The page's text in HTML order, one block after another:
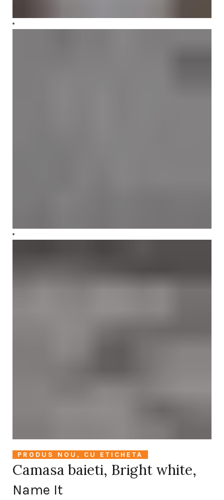
PRODUS NOU, CU ETICHETA
Camasa baieti, Bright white,
Name It